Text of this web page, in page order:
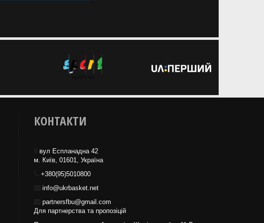
КОНТАКТИ
вул Еспланадна 42
м. Київ, 01601, Україна
+380(95)5010800
info@ukrbasket.net
partnersfbu@gmail.com
Для партнерства та пропозіцій